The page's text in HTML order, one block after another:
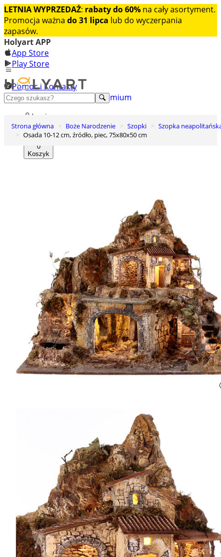
LETNIA WYPRZEDAŻ: rabaty do 60% na cały asortyment.
Promocja ważna do 31 lipca lub do wyczerpania
zapasów.
Holyart APP
App Store
Play Store
Pomoc i Kontakty
+48 222 922 860
Odkryj premium
Login
Lista życzeń
0
Koszyk
Strona główna Boże Narodzenie Szopki
Szopka
Osada 10-12 cm, źródło, piec, 75x80x50 cm